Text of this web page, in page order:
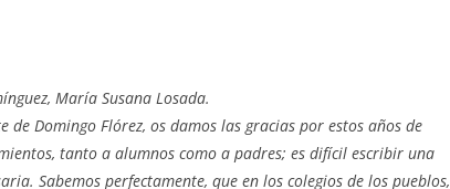
María Susana Losada.
de Domingo Flórez, os damos las gracias por estos años de
tanto a alumnos como a padres; es difícil escribir una
Sabemos perfectamente, que en los colegios de los pueblos,